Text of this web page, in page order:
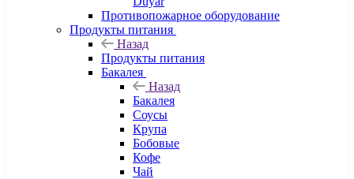
Противопожарное оборудование
Продукты питания
Назад
Продукты питания
Бакалея
Назад
Бакалея
Соусы
Крупа
Бобовые
Кофе
Чай